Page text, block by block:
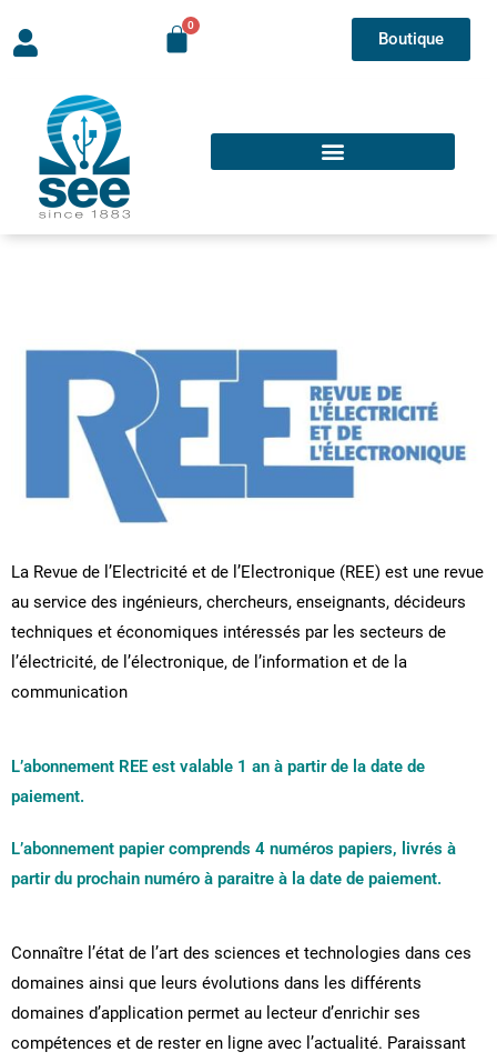
Boutique
La Revue de l’Electricité et de l’Electronique (REE) est une revue
au service des ingénieurs, chercheurs, enseignants, décideurs
techniques et économiques intéressés par les secteurs de
l’électricité, de l’électronique, de l’information et de la
communication
L’abonnement REE est valable 1 an à partir de la date de
paiement.
L’abonnement papier comprends 4 numéros papiers, livrés à
partir du prochain numéro à paraitre à la date de paiement.
Connaître l’état de l’art des sciences et technologies dans ces
domaines ainsi que leurs évolutions dans les différents
domaines d’application permet au lecteur d’enrichir ses
compétences et de rester en ligne avec l’actualité. Paraissant